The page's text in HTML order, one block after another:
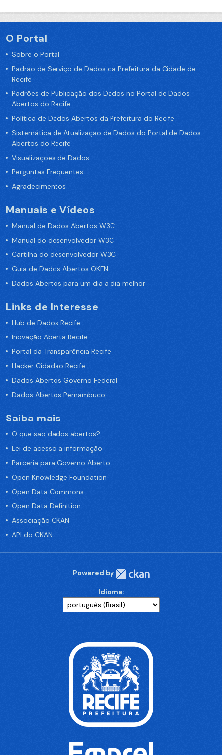
O Portal
Sobre o Portal
Padrão de Serviço de Dados da Prefeitura da Cidade de
Recife
Padrões de Publicação dos Dados no Portal de Dados
Abertos do Recife
Política de Dados Abertos da Prefeitura do Recife
Sistemática de Atualização de Dados do Portal de Dados
Abertos do Recife
Visualizações de Dados
Perguntas Frequentes
Agradecimentos
Manuais e Vídeos
Manual de Dados Abertos W3C
Manual do desenvolvedor W3C
Cartilha do desenvolvedor W3C
Guia de Dados Abertos OKFN
Dados Abertos para um dia a dia melhor
Links de Interesse
Hub de Dados Recife
Inovação Aberta Recife
Portal da Transparência Recife
Hacker Cidadão Recife
Dados Abertos Governo Federal
Dados Abertos Pernambuco
Saiba mais
O que são dados abertos?
Lei de acesso a informação
Parceria para Governo Aberto
Open Knowledge Foundation
Open Data Commons
Open Data Definition
Associação CKAN
API do CKAN
Powered by
Idioma